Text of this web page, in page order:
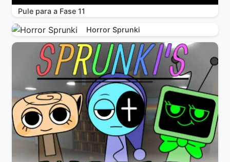
Pule para a Fase 11
Horror Sprunki